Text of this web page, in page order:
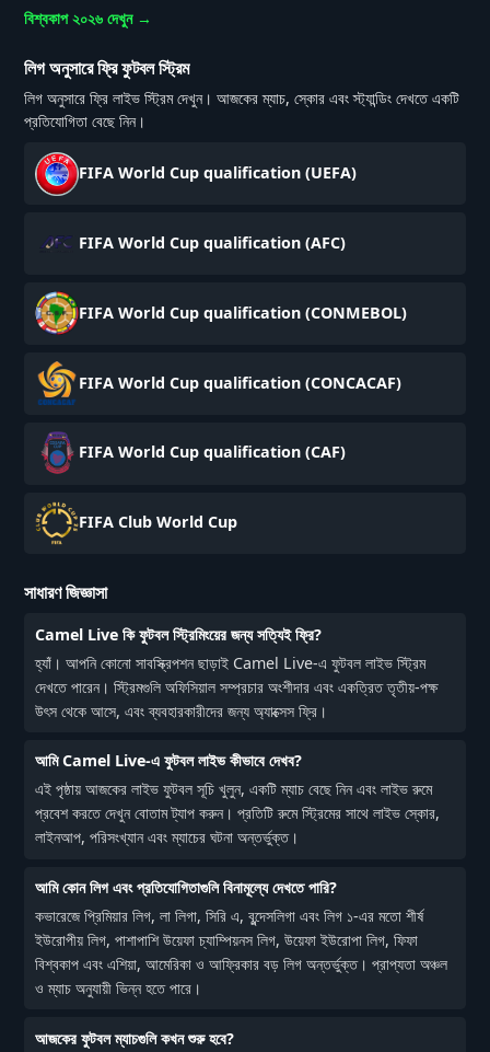
বিশ্বকাপ ২০২৬ দেখুন→
লিগ অনুসারে ফ্রি ফুটবল স্ট্রিম
লিগ অনুসারে ফ্রি লাইভ স্ট্রিম দেখুন। আজকের ম্যাচ, স্কোর এবং স্ট্যান্ডিং দেখতে একটি
প্রতিযোগিতা বেছে নিন।
FIFA World Cup qualification (UEFA)
FIFA World Cup qualification (AFC)
FIFA World Cup qualification (CONMEBOL)
FIFA World Cup qualification (CONCACAF)
FIFA World Cup qualification (CAF)
FIFA Club World Cup
সাধারণ জিজ্ঞাসা
Camel Live কি ফুটবল স্ট্রিমিংয়ের জন্য সত্যিই ফ্রি?
হ্যাঁ। আপনি কোনো সাবস্ক্রিপশন ছাড়াই Camel Live-এ ফুটবল লাইভ স্ট্রিম
দেখতে পারেন। স্ট্রিমগুলি অফিসিয়াল সম্প্রচার অংশীদার এবং একত্রিত তৃতীয়-পক্ষ
উৎস থেকে আসে, এবং ব্যবহারকারীদের জন্য অ্যাক্সেস ফ্রি।
আমি Camel Live-এ ফুটবল লাইভ কীভাবে দেখব?
এই পৃষ্ঠায় আজকের লাইভ ফুটবল সূচি খুলুন, একটি ম্যাচ বেছে নিন এবং লাইভ রুমে
প্রবেশ করতে দেখুন বোতাম ট্যাপ করুন। প্রতিটি রুমে স্ট্রিমের সাথে লাইভ স্কোর,
লাইনআপ, পরিসংখ্যান এবং ম্যাচের ঘটনা অন্তর্ভুক্ত।
আমি কোন লিগ এবং প্রতিযোগিতাগুলি বিনামূল্যে দেখতে পারি?
কভারেজে প্রিমিয়ার লিগ, লা লিগা, সিরি এ, বুন্দেসলিগা এবং লিগ ১-এর মতো শীর্ষ
ইউরোপীয় লিগ, পাশাপাশি উয়েফা চ্যাম্পিয়নস লিগ, উয়েফা ইউরোপা লিগ, ফিফা
বিশ্বকাপ এবং এশিয়া, আমেরিকা ও আফ্রিকার বড় লিগ অন্তর্ভুক্ত। প্রাপ্যতা অঞ্চল
ও ম্যাচ অনুযায়ী ভিন্ন হতে পারে।
আজকের ফুটবল ম্যাচগুলি কখন শুরু হবে?